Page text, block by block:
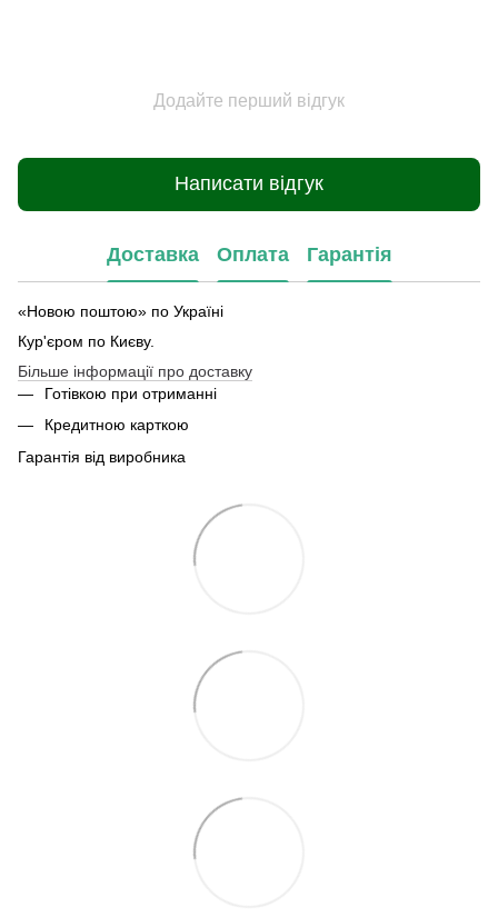
Додайте перший відгук
Написати відгук
Доставка Оплата Гарантія
«Новою поштою» по Україні
Кур'єром по Києву.
Більше інформації про доставку
Готівкою при отриманні
Кредитною карткою
Гарантія від виробника